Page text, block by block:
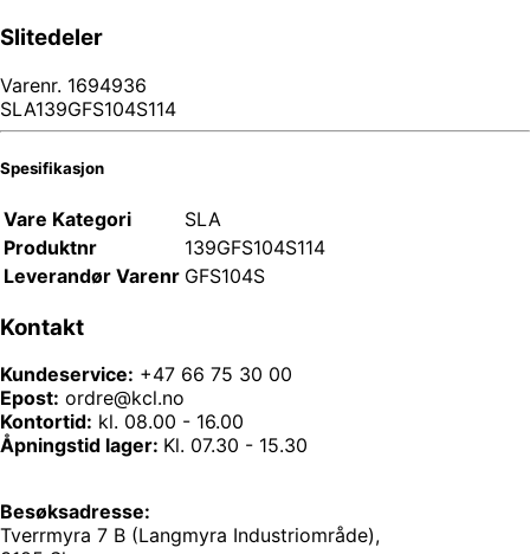
Slitedeler
Varenr. 1694936
SLA139GFS104S114
Spesifikasjon
Vare Kategori
SLA
Produktnr
139GFS104S114
Leverandør Varenr GFS104S
Kontakt
Kundeservice: +47 66 75 30 00
Epost: ordre@kcl.no
Kontortid: kl. 08.00 - 16.00
Åpningstid lager: Kl. 07.30 - 15.30
Besøksadresse:
Tverrmyra 7 B (Langmyra Industriområde),